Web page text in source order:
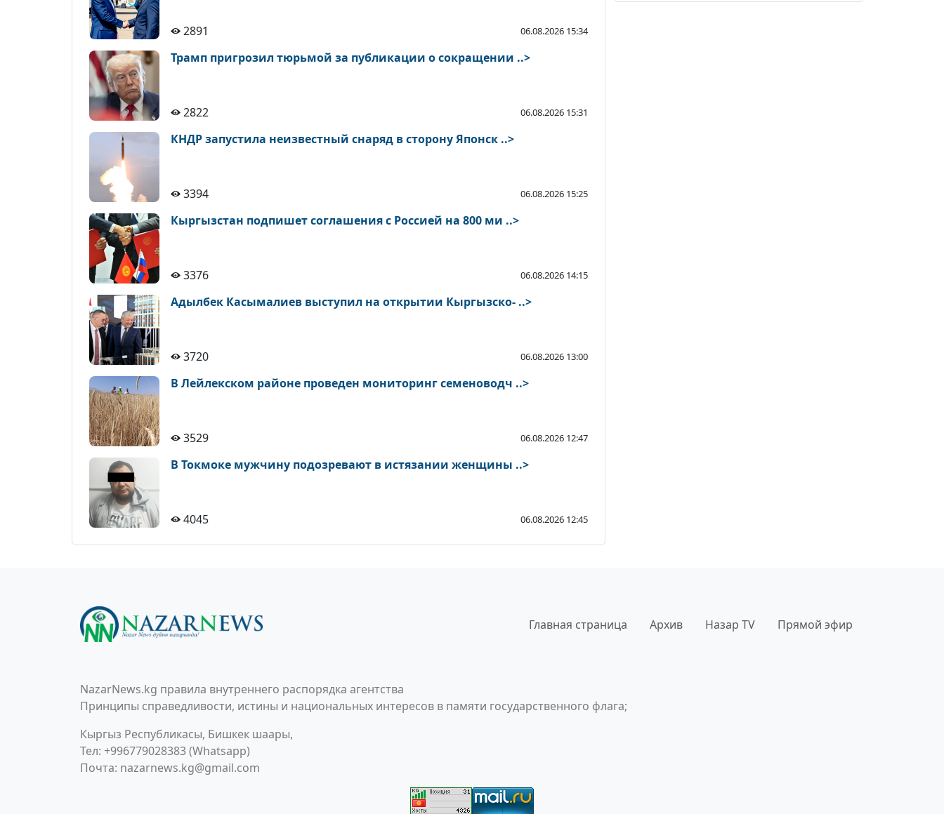
2891 06.08.2026 15:34
Трамп пригрозил тюрьмой за публикации о сокращении ..>
2822 06.08.2026 15:31
КНДР запустила неизвестный снаряд в сторону Японск ..>
3394 06.08.2026 15:25
Кыргызстан подпишет соглашения с Россией на 800 ми ..>
3376 06.08.2026 14:15
Адылбек Касымалиев выступил на открытии Кыргызско- ..>
3720 06.08.2026 13:00
В Лейлекском районе проведен мониторинг семеноводч ..>
3529 06.08.2026 12:47
В Токмоке мужчину подозревают в истязании женщины ..>
4045 06.08.2026 12:45
Главная страница Архив Назар TV Прямой эфир
NazarNews.kg правила внутреннего распорядка агентства
Принципы справедливости, истины и национальных интересов в памяти государственного флага;
Кыргыз Республикасы, Бишкек шаары,
Тел: +996779028383 (Whatsapp)
Почта: nazarnews.kg@gmail.com